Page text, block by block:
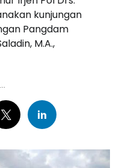
kunjungan
Pangdam
M.A.,